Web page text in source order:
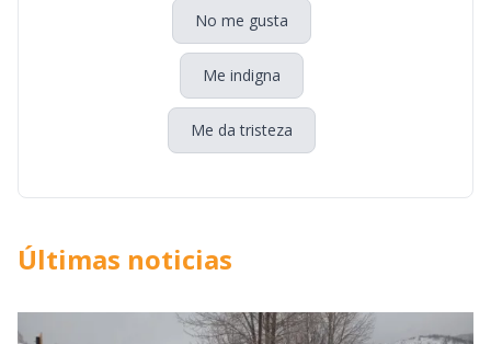
No me gusta
Me indigna
Me da tristeza
Últimas noticias